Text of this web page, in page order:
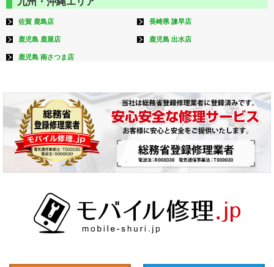
佐賀 鹿島店 長崎県 諫早店
鹿児島 鹿屋店 鹿児島 出水店
鹿児島 南さつま店